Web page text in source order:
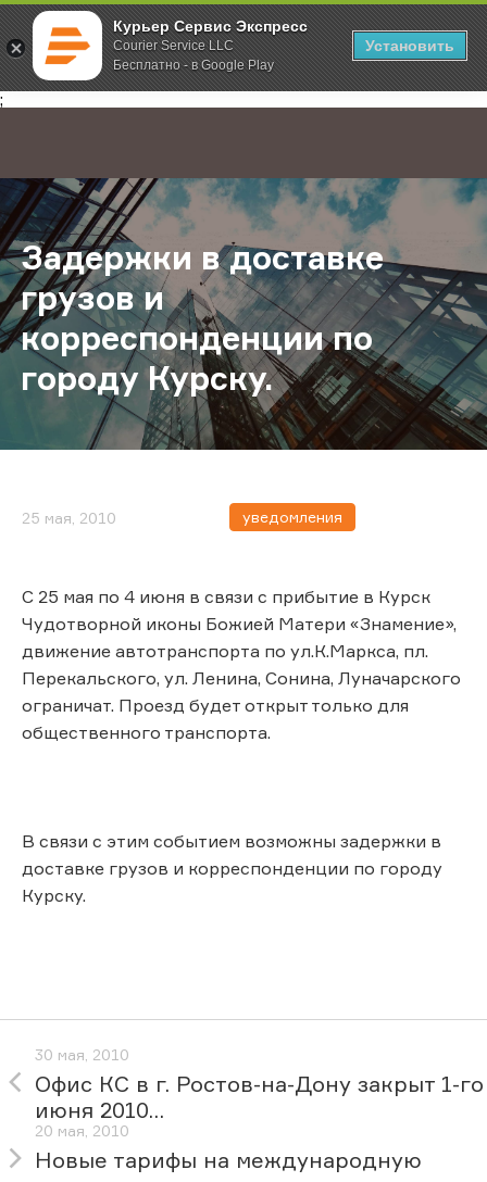
Курьер Сервис Экспресс
Courier Service LLC
Бесплатно - в Google Play
Установить
;
Главная О компании Новости Задержки в доставке грузов и
Задержки в доставке
грузов и
корреспонденции по
городу Курску.
25 мая, 2010 уведомления
С 25 мая по 4 июня в связи с прибытие в Курск
Чудотворной иконы Божией Матери «Знамение»,
движение автотранспорта по ул.К.Маркса, пл.
Перекальского, ул. Ленина, Сонина, Луначарского
ограничат. Проезд будет открыт только для
общественного транспорта.
В связи с этим событием возможны задержки в
доставке грузов и корреспонденции по городу
Курску.
30 мая, 2010
Офис КС в г. Ростов-на-Дону закрыт 1-го
июня 2010...
20 мая, 2010
Новые тарифы на международную